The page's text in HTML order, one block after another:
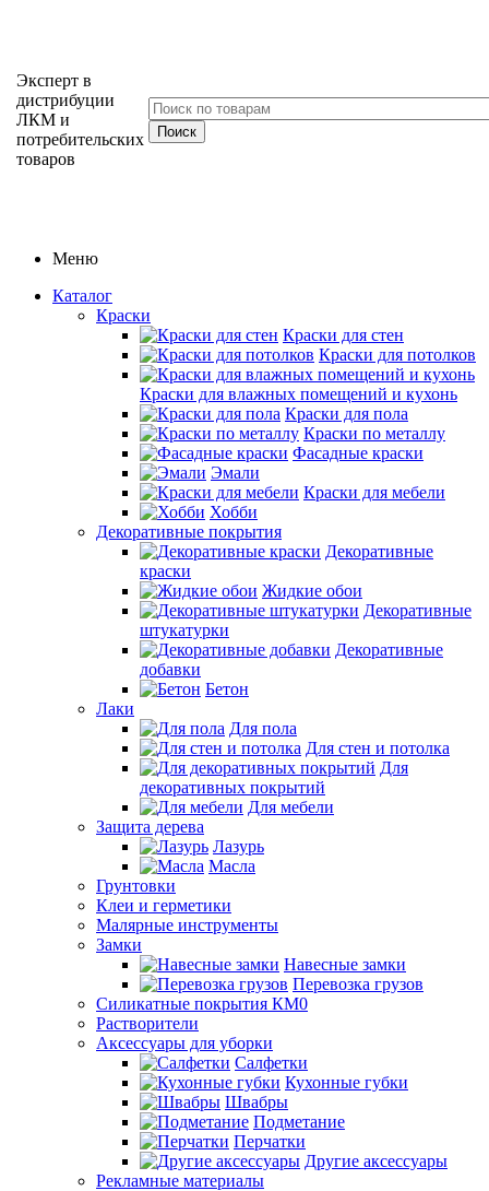
Эксперт в
дистрибуции
ЛКМ и
потребительских
товаров
Меню
Каталог
Краски
Краски для стен
Краски для потолков
Краски для влажных помещений и кухонь
Краски для пола
Краски по металлу
Фасадные краски
Эмали
Краски для мебели
Хобби
Декоративные покрытия
Декоративные
краски
Жидкие обои
Декоративные
штукатурки
Декоративные
добавки
Бетон
Лаки
Для пола
Для стен и потолка
Для
декоративных покрытий
Для мебели
Защита дерева
Лазурь
Масла
Грунтовки
Клеи и герметики
Малярные инструменты
Замки
Навесные замки
Перевозка грузов
Силикатные покрытия КМ0
Растворители
Аксессуары для уборки
Салфетки
Кухонные губки
Швабры
Подметание
Перчатки
Другие аксессуары
Рекламные материалы